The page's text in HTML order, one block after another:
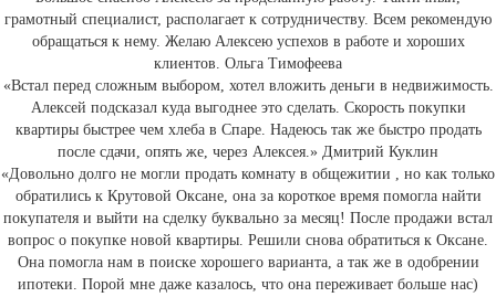
грамотный специалист, располагает к сотрудничеству. Всем рекомендую
обращаться к нему. Желаю Алексею успехов в работе и хороших
клиентов. Ольга Тимофеева
«Встал перед сложным выбором, хотел вложить деньги в недвижимость.
Алексей подсказал куда выгоднее это сделать. Скорость покупки
квартиры быстрее чем хлеба в Спаре. Надеюсь так же быстро продать
после сдачи, опять же, через Алексея.» Дмитрий Куклин
«Довольно долго не могли продать комнату в общежитии , но как только
обратились к Крутовой Оксане, она за короткое время помогла найти
покупателя и выйти на сделку буквально за месяц! После продажи встал
вопрос о покупке новой квартиры. Решили снова обратиться к Оксане.
Она помогла нам в поиске хорошего варианта, а так же в одобрении
ипотеки. Порой мне даже казалось, что она переживает больше нас)